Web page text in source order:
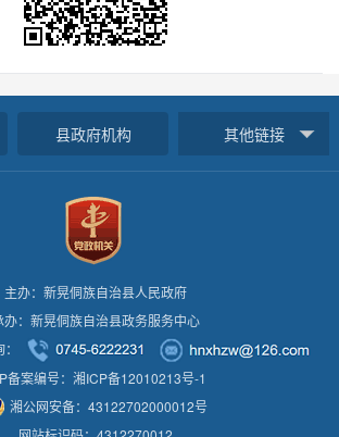
县政府机构 其他链接
主办：新晃侗族自治县人民政府
办：新晃侗族自治县政务服务中心
备案编号：湘ICP备12010213号-1
湘公网安备：43122702000012号